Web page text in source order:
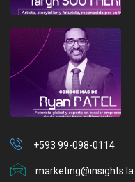
+593 99-098-0114
marketing@insights.la